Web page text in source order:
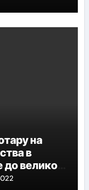
на
в
великой
жизни